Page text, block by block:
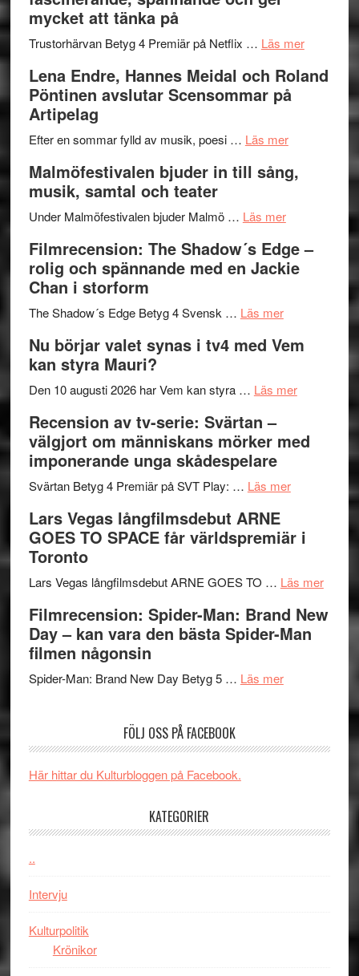
och
lättsam
2026
I
Delvis
genrens
terräng
mycket att tänka på
Trustorhärvan Betyg 4 Premiär på Netflix … Läs merom
på
Lena Endre, Hannes Meidal och Roland
Pöntinen avslutar Scensommar på
Artipelag
Efter en sommar fylld av musik, poesi … Läs merom
Endre,
Roland
Pöntinen
Artipelag
Malmöfestivalen bjuder in till sång,
musik, samtal och teater
Under Malmöfestivalen bjuder Malmö … Läs merom
bjuder
in
samtal
teater
Filmrecension: The Shadow´s Edge –
rolig och spännande med en Jackie
Chan i storform
The Shadow´s Edge Betyg 4 Svensk … Läs merom
The
´s
rolig
spännande
Jackie
i
Nu börjar valet synas i tv4 med Vem
kan styra Mauri?
Den 10 augusti 2026 har Vem kan styra … Läs merom
valet
Vem
styra
Recension av tv-serie: Svärtan –
välgjort om människans mörker med
imponerande unga skådespelare
Svärtan Betyg 4 Premiär på SVT Play: … Läs merom
tv-
Svärtan
välgjort
om
imponerande
Lars Vegas långfilmsdebut ARNE
GOES TO SPACE får världspremiär i
Toronto
Lars Vegas långfilmsdebut ARNE GOES TO … Läs merom
Vegas
Filmrecension: Spider-Man: Brand New
Day – kan vara den bästa Spider-Man
filmen någonsin
Spider-Man: Brand New Day Betyg 5 … Läs merom
Brand
kan
FÖLJ OSS PÅ FACEBOOK
Här hittar du Kulturbloggen på Facebook.
KATEGORIER
..
Intervju
Kulturpolitik
Krönikor